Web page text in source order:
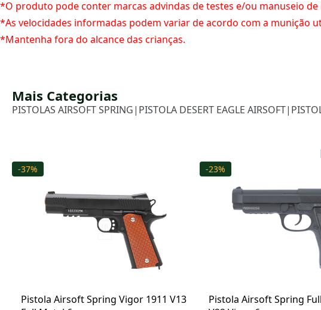
*O produto pode conter marcas advindas de testes e/ou manuseio
*As velocidades informadas podem variar de acordo com a munição
*Mantenha fora do alcance das crianças.
Mais Categorias
PISTOLAS AIRSOFT SPRING| PISTOLA DESERT EAGLE AIRSOFT|
-37%
Pistola Airsoft Spring Vigor 1911 V13
-23%
Pistola Airsoft Spring